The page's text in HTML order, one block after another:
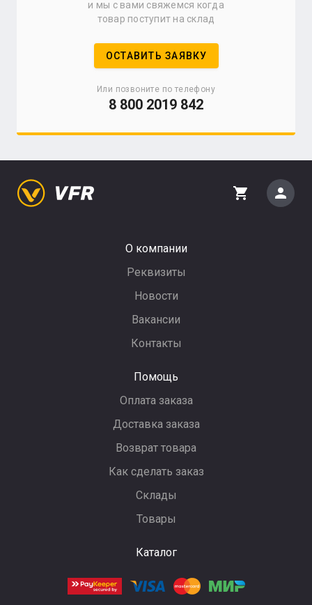
и мы с вами свяжемся когда
товар поступит на склад
ОСТАВИТЬ ЗАЯВКУ
Или позвоните по телефону
8 800 2019 842
О компании
Реквизиты
Новости
Вакансии
Контакты
Помощь
Оплата заказа
Доставка заказа
Возврат товара
Как сделать заказ
Склады
Товары
Каталог
shopping_cart person